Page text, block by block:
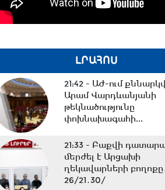
ԼՐԱՀՈՍ
21:42 - ԱԺ-ում
Արամ Վարդևանյանի
թեկնածությունը
փոխնախագահի...
21:33 - Բաքվի
մերժել է Արցախի
ղեկավարների
26/21․30/